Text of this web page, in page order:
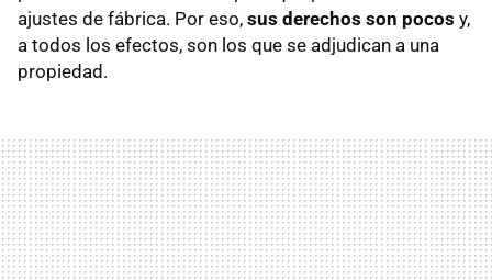
ajustes de fábrica. Por eso, sus derechos son pocos y,
a todos los efectos, son los que se adjudican a una
propiedad.